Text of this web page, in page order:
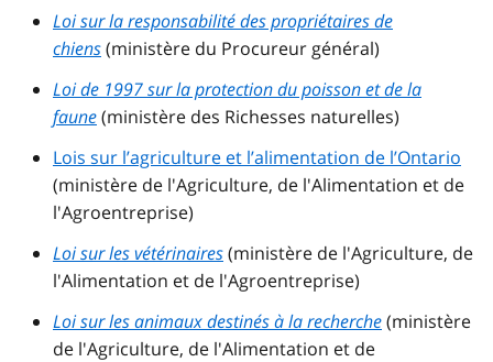
Loi sur la responsabilité des propriétaires de
chiens(ministère du Procureur général)
Loi de 1997 sur la protection du poisson et de la
faune(ministère des Richesses naturelles)
Lois sur l’agriculture et l’alimentation de l’Ontario
(ministère de l'Agriculture, de l'Alimentation et de
l'Agroentreprise)
Loi sur les vétérinaires(ministère de l'Agriculture, de
l'Alimentation et de l'Agroentreprise)
Loi sur les animaux destinés à la recherche(ministère
de l'Agriculture, de l'Alimentation et de